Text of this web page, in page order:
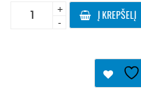
produkto
kiekis:
+
-
Į KREPŠELĮ